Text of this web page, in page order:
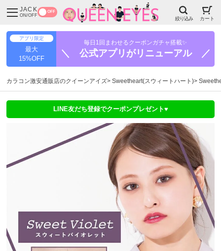
JACK
ON/OFF
OFF
絞り込み カート
アプリ限定
最大
15%OFF
毎日1回まわせるクーポンガチャ搭載✨
＼ 公式アプリがリニューアル ／
カラコン激安通販店のクイーンアイズ Sweetheart(スウィートハート)
LINE友だち登録でクーポンプレゼント♥